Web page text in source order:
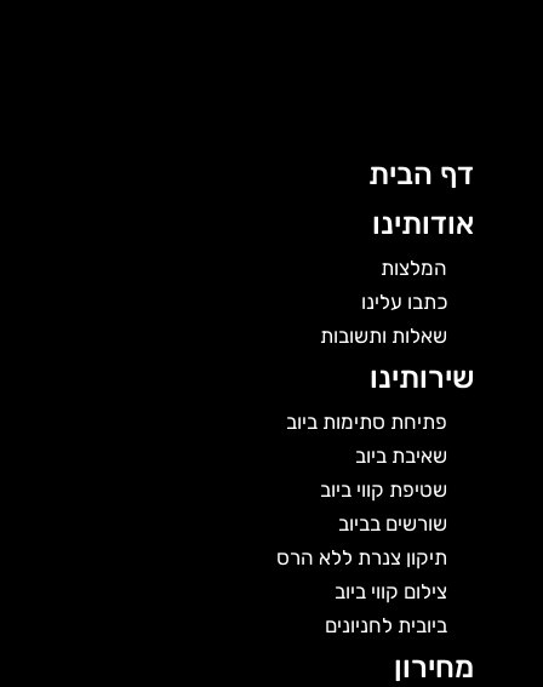
דף הבית
אודותינו
המלצות
כתבו עלינו
שאלות ותשובות
שירותינו
פתיחת סתימות ביוב
שאיבת ביוב
שטיפת קווי ביוב
שורשים בביוב
תיקון צנרת ללא הרס
צילום קווי ביוב
ביובית לחניונים
מחירון